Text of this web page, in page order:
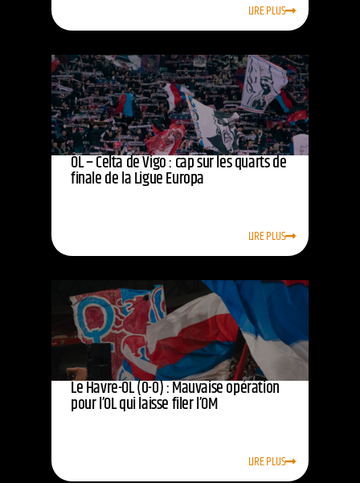
LIRE PLUS
OL – Celta de Vigo : cap sur les quarts de
finale de la Ligue Europa
LIRE PLUS
Le Havre-OL (0-0) : Mauvaise opération
pour l’OL qui laisse filer l’OM
LIRE PLUS